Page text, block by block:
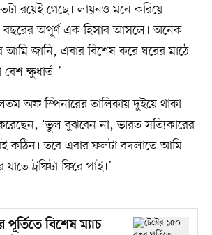
রয়েই গেছে। লায়নও মনে করিয়ে
বছরের অপূর্ণ এক হিসাব আসলে। অনেক
জানি, এবার বিশেষ করে ঘরের মাঠে
ক্ষুধার্ত।’
অফ স্পিনারের তালিকায় দুইয়ে থাকা
‘ভুল বুঝবেন না, ভারত সত্যিকারের
কঠিন। তবে এবার ফলটা বদলাতে আমি
ট্রফিটা ফিরে পাই।’
পূর্তিতে বিশেষ ম্যাচ